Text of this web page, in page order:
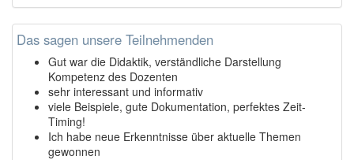
Das sagen unsere Teilnehmenden
Gut war die Didaktik, verständliche Darstellung
Kompetenz des Dozenten
sehr interessant und informativ
viele Beispiele, gute Dokumentation, perfektes Zeit-
Timing!
Ich habe neue Erkenntnisse über aktuelle Themen
gewonnen